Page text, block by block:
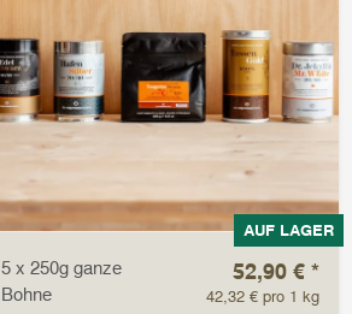
AUF LAGER
5 x 250g ganze
Bohne
52,90 € *
42,32 € pro 1 kg